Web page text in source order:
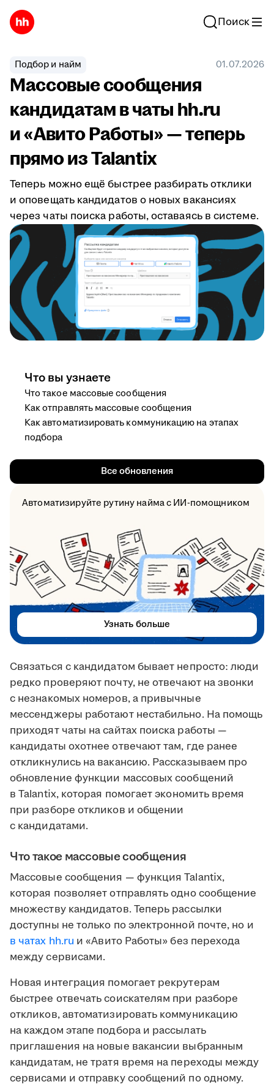
Поиск
Подбор и найм 01.07.2026
Массовые сообщения
кандидатам в чаты hh.ru
и «Авито Работы» — теперь
прямо из Talantix
Теперь можно ещё быстрее разбирать отклики
и оповещать кандидатов о новых вакансиях
через чаты поиска работы, оставаясь в системе.
Связаться с кандидатом бывает непросто: люди
редко проверяют почту, не отвечают на звонки
с незнакомых номеров, а привычные
мессенджеры работают нестабильно. На помощь
приходят чаты на сайтах поиска работы —
кандидаты охотнее отвечают там, где ранее
откликнулись на вакансию. Рассказываем про
обновление функции массовых сообщений
в Talantix, которая помогает экономить время
при разборе откликов и общении
с кандидатами.
Что такое массовые сообщения
Массовые сообщения — функция Talantix,
которая позволяет отправлять одно сообщение
множеству кандидатов. Теперь рассылки
доступны не только по электронной почте, но и
в чатах hh.ru и «Авито Работы» без перехода
между сервисами.
Новая интеграция помогает рекрутерам
быстрее отвечать соискателям при разборе
откликов, автоматизировать коммуникацию
на каждом этапе подбора и рассылать
приглашения на новые вакансии выбранным
кандидатам, не тратя время на переходы между
сервисами и отправку сообщений по одному.
Что вы узнаете
Что такое массовые сообщения
Как отправлять массовые сообщения
Как автоматизировать коммуникацию на этапах
подбора
Все обновления
Автоматизируйте рутину найма с ИИ-помощником
Узнать больше